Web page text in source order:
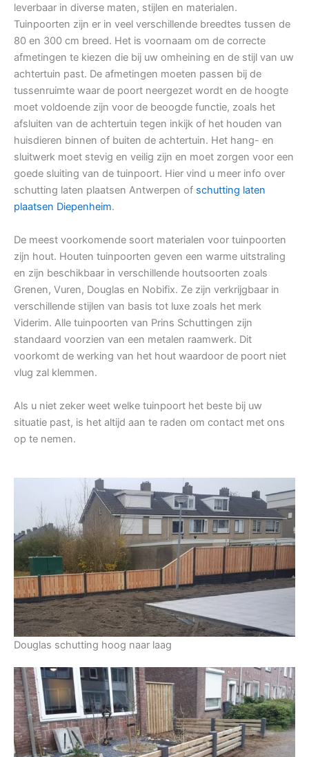
leverbaar in diverse maten, stijlen en materialen.
Tuinpoorten zijn er in veel verschillende breedtes tussen de
80 en 300 cm breed. Het is voornaam om de correcte
afmetingen te kiezen die bij uw omheining en de stijl van uw
achtertuin past. De afmetingen moeten passen bij de
tussenruimte waar de poort neergezet wordt en de hoogte
moet voldoende zijn voor de beoogde functie, zoals het
afsluiten van de achtertuin tegen inkijk of het houden van
huisdieren binnen of buiten de achtertuin. Het hang- en
sluitwerk moet stevig en veilig zijn en moet zorgen voor een
goede sluiting van de tuinpoort. Hier vind u meer info over
schutting laten plaatsen Antwerpen of schutting laten
plaatsen Diepenheim.
De meest voorkomende soort materialen voor tuinpoorten
zijn hout. Houten tuinpoorten geven een warme uitstraling
en zijn beschikbaar in verschillende houtsoorten zoals
Grenen, Vuren, Douglas en Nobifix. Ze zijn verkrijgbaar in
verschillende stijlen van basis tot luxe zoals het merk
Viderim. Alle tuinpoorten van Prins Schuttingen zijn
standaard voorzien van een metalen raamwerk. Dit
voorkomt de werking van het hout waardoor de poort niet
vlug zal klemmen.
Als u niet zeker weet welke tuinpoort het beste bij uw
situatie past, is het altijd aan te raden om contact met ons
op te nemen.
Douglas schutting hoog naar laag